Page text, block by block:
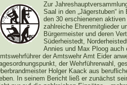
Zur
Saal in den „Jägerstuben“
den 30 erschienenen
zahlreiche Ehrenmitglieder
Bürgermeister und deren
Süderheistedt,
Annies und Max Ploog auch
der Amtswehr Amt Eider
der Wehrführerwahl,
Holger Kaack aus
In seinem Bericht ließ er zunächst